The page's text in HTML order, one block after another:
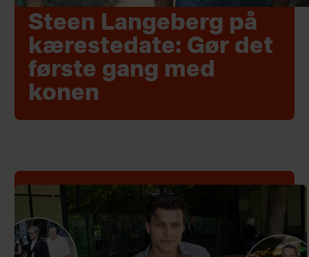
Steen Langeberg på
kærestedate: Gør det
første gang med
konen